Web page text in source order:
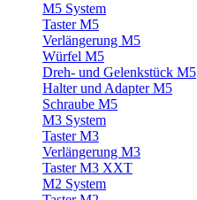
M5 System
Taster M5
Verlängerung M5
Würfel M5
Dreh- und Gelenkstück M5
Halter und Adapter M5
Schraube M5
M3 System
Taster M3
Verlängerung M3
Taster M3 XXT
M2 System